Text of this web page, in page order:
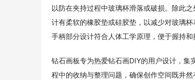
以防在夹持过程中玻璃杯滑落或破损。除此
计有柔软的橡胶垫或硅胶垫，以减少对玻璃
手柄部分设计符合人体工学原理，便于握持和
钻石画板专为热爱钻石画DIY的用户设计，
程中的收纳与整理问题，确保创作空间既井